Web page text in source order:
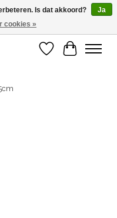
Verlanglijst
Is dat akkoord?
Ja
cookies »